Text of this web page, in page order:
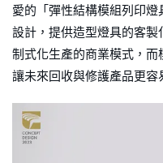
愛的「彈性結構模組列印
設計，提供造型燈具的客
制式化生產的商業模式，
讓未來回收與修護產品更容